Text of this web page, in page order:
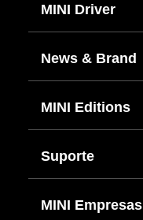
MINI Driver
News & Brand
MINI Editions
Suporte
MINI Empresas